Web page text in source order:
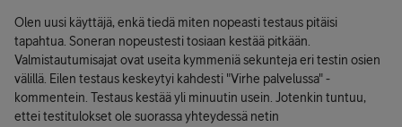
Olen uusi käyttäjä, enkä tiedä miten nopeasti testaus pitäisi
tapahtua. Soneran nopeustesti tosiaan kestää pitkään.
Valmistautumisajat ovat useita kymmeniä sekunteja eri testin osien
välillä. Eilen testaus keskeytyi kahdesti "Virhe palvelussa" -
kommentein. Testaus kestää yli minuutin usein. Jotenkin tuntuu,
ettei testitulokset ole suorassa yhteydessä netin